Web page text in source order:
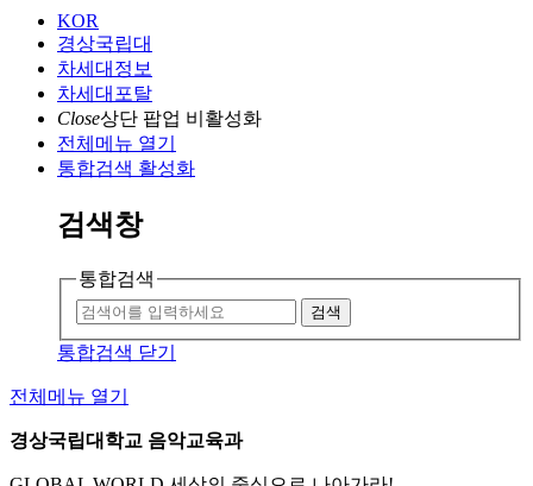
KOR
경상국립대
차세대정보
차세대포탈
Close상단 팝업 비활성화
전체메뉴 열기
통합검색 활성화
검색창
통합검색
검색
통합검색 닫기
전체메뉴 열기
경상국립대학교 음악교육과